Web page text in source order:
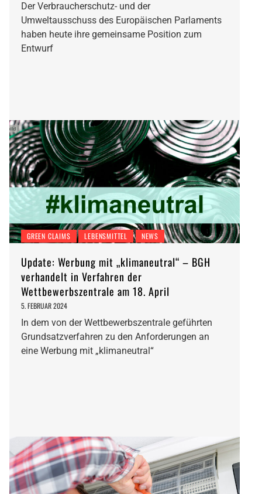
Der Verbraucherschutz- und der
Umweltausschuss des Europäischen Parlaments
haben heute ihre gemeinsame Position zum
Entwurf
GREEN CLAIMS LEBENSMITTEL NEWS
Update: Werbung mit „klimaneutral“ – BGH
verhandelt in Verfahren der
Wettbewerbszentrale am 18. April
5. FEBRUAR 2024
In dem von der Wettbewerbszentrale geführten
Grundsatzverfahren zu den Anforderungen an
eine Werbung mit „klimaneutral“